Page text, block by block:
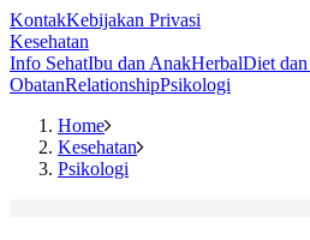
KontakKebijakan Privasi
Kesehatan
Info SehatIbu dan AnakHerbalDiet
ObatanRelationshipPsikologi
Home
Kesehatan
Psikologi